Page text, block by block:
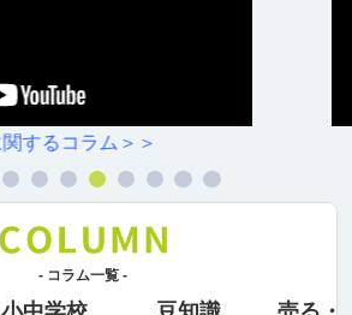
白金小学校に関するコラ
- コラム一覧 -